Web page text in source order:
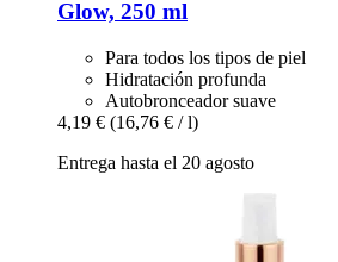
Glow, 250 ml
Para todos los tipos de piel
Hidratación profunda
Autobronceador suave
4,19 € (16,76 € / l)
Entrega hasta el 20 agosto